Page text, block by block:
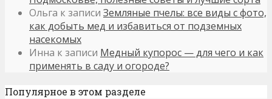
Ольга к записи Земляные пчелы: все виды с фото,
как добыть мед и избавиться от подземных
насекомых
Инна к записи Медный купорос — для чего и как
применять в саду и огороде?
Популярное в этом разделе